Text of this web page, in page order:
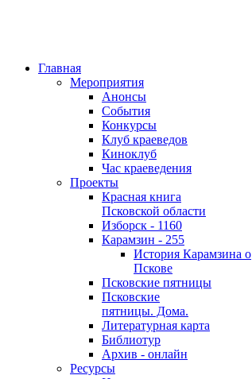
Главная
Мероприятия
Анонсы
События
Конкурсы
Клуб краеведов
Киноклуб
Час краеведения
Проекты
Красная книга
Псковской области
Изборск - 1160
Карамзин - 255
История Карамзина о
Пскове
Псковские пятницы
Псковские
пятницы. Дома.
Литературная карта
Библиотур
Архив - онлайн
Ресурсы